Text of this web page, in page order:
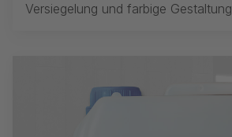
Versiegelung und farbige Gestaltung